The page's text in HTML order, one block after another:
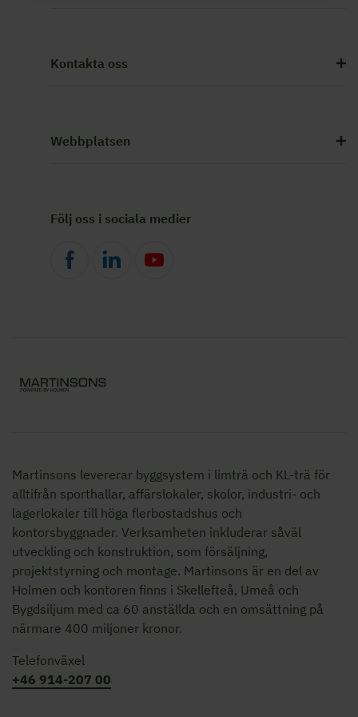
Kontakta oss
Webbplatsen
Följ oss i sociala medier
Martinsons levererar byggsystem i limträ och KL-trä för
alltifrån sporthallar, affärslokaler, skolor, industri- och
lagerlokaler till höga flerbostadshus och
kontorsbyggnader. Verksamheten inkluderar såväl
utveckling och konstruktion, som försäljning,
projektstyrning och montage. Martinsons är en del av
Holmen och kontoren finns i Skellefteå, Umeå och
Bygdsiljum med ca 60 anställda och en omsättning på
närmare 400 miljoner kronor.
Telefonväxel
+46 914-207 00